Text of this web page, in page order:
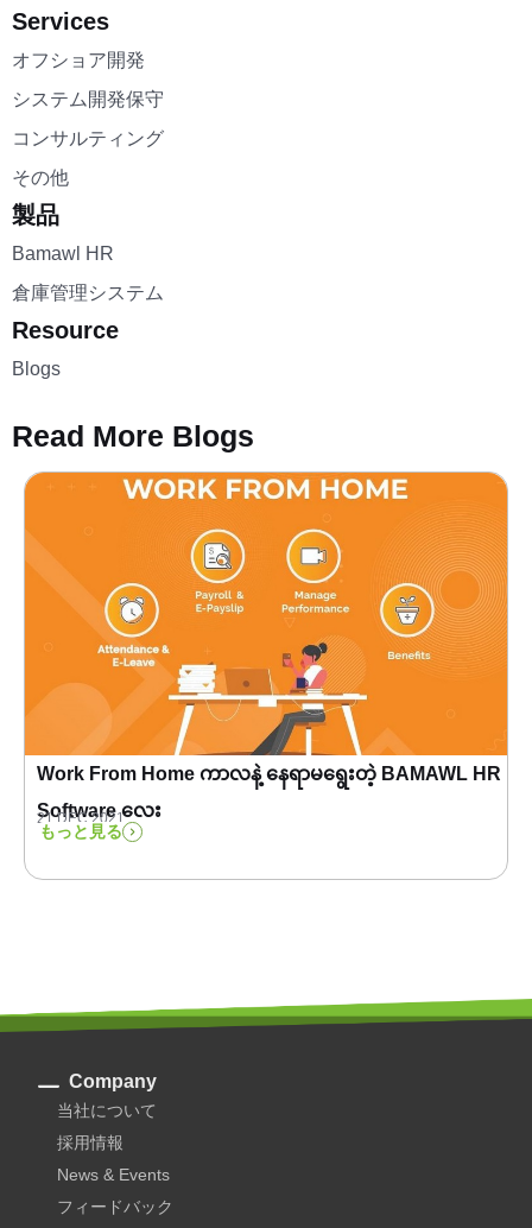
Services
オフショア開発
システム開発保守
コンサルティング
その他
製品
Bamawl HR
倉庫管理システム
Resource
Blogs
Read More Blogs
Work From Home ကာလနဲ့ နေရာမရွေးတဲ့ BAMAWL HR
Software လေး
21 DEC 2021
もっと見る
Company
当社について
採用情報
News & Events
フィードバック